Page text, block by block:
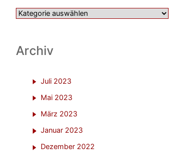
Kategorien
Archiv
Juli 2023
Mai 2023
März 2023
Januar 2023
Dezember 2022